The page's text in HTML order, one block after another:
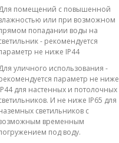
помещений с повышенной
или при возможном
попадании воды на
- рекомендуется
не ниже IP44
уличного использования -
параметр не ниже
для настенных и потолочных
И не ниже IP65 для
светильников с
временным
под воду.